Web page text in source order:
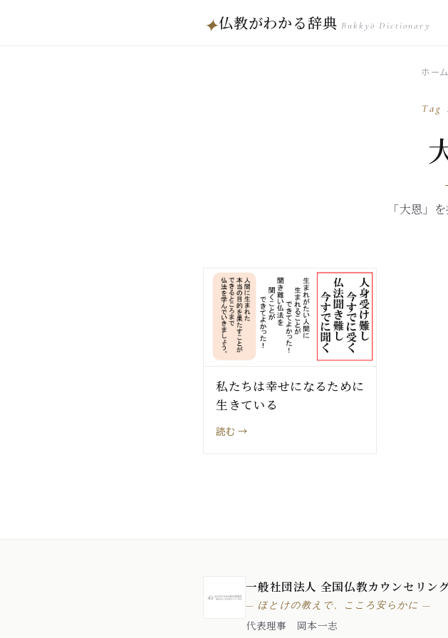
✦仏教がわかる辞典 Bukkyō Dictionary
ホーム
Tag
「大恩」
私たちは幸せになるために
生きている
読む →
一般社団法人 全国仏教カウンセリン
— ほとけの教えで、こころ安らかに —
代表理事 岡本一志